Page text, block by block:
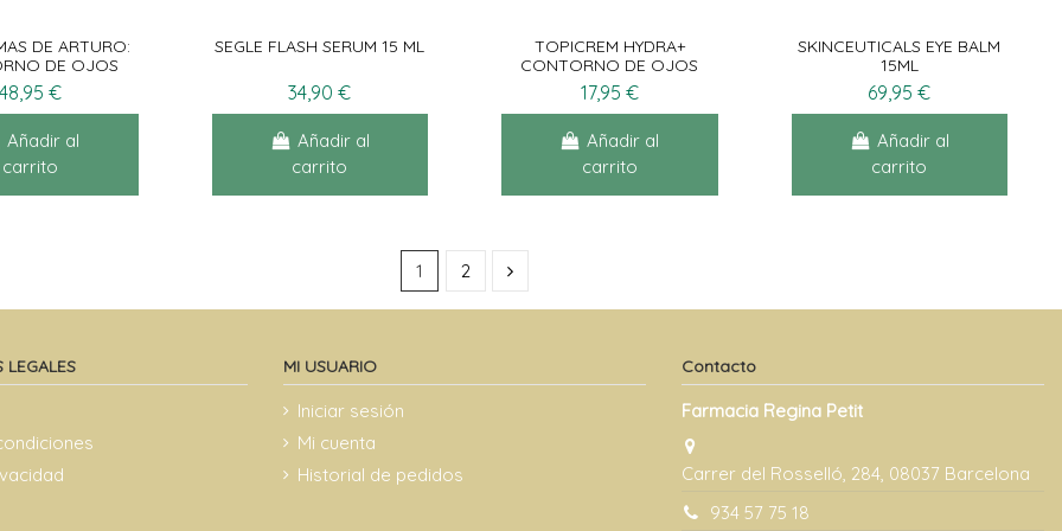
DE ARTURO:
DE OJOS
15ML
48,95 €
Añadir al
carrito
SEGLE FLASH SERUM 15 ML
34,90 €
Añadir al
carrito
TOPICREM HYDRA+
CONTORNO DE OJOS
15ML
17,95 €
Añadir al
carrito
SKINCEUTICALS EYE BALM
15ML
69,95 €
Añadir al
carrito
1 2
MI USUARIO
Iniciar sesión
Mi cuenta
Historial de pedidos
Contacto
Farmacia Regina Petit
Carrer del Rosselló, 284, 08037 Barcelona
934 57 75 18